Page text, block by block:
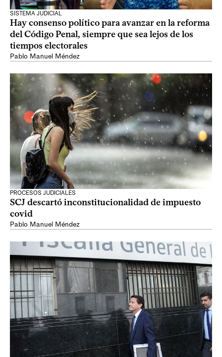
SISTEMA JUDICIAL
Hay consenso político para avanzar en la reforma
del Código Penal, siempre que sea lejos de los
tiempos electorales
Pablo Manuel Méndez
PROCESOS JUDICIALES
SCJ descartó inconstitucionalidad de impuesto
covid
Pablo Manuel Méndez